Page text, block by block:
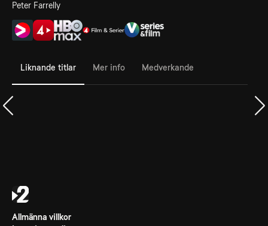
Peter Farrelly
Liknande titlar Mer info Medverkande
Allmänna villkor